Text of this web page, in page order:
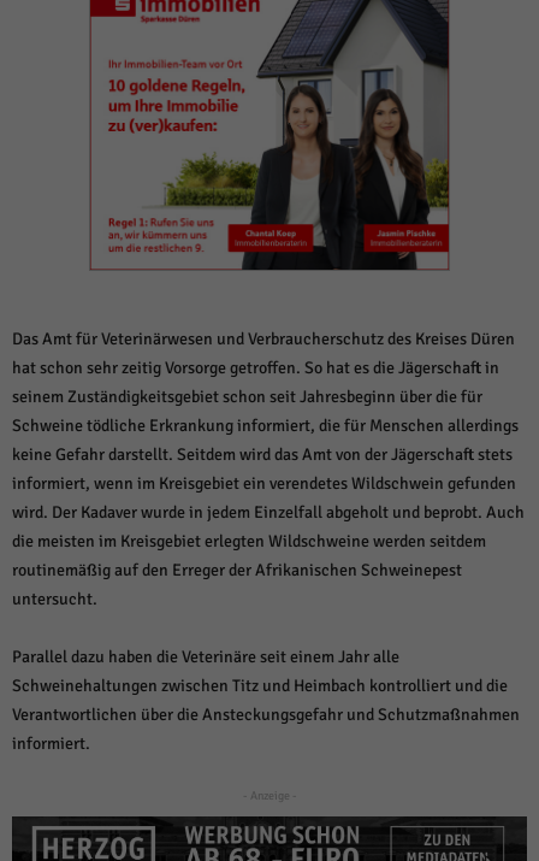
Das Amt für Veterinärwesen und Verbraucherschutz des Kreises Düren
hat schon sehr zeitig Vorsorge getroffen. So hat es die Jägerschaft in
seinem Zuständigkeitsgebiet schon seit Jahresbeginn über die für
Schweine tödliche Erkrankung informiert, die für Menschen allerdings
keine Gefahr darstellt. Seitdem wird das Amt von der Jägerschaft stets
informiert, wenn im Kreisgebiet ein verendetes Wildschwein gefunden
wird. Der Kadaver wurde in jedem Einzelfall abgeholt und beprobt. Auch
die meisten im Kreisgebiet erlegten Wildschweine werden seitdem
routinemäßig auf den Erreger der Afrikanischen Schweinepest
untersucht.
Parallel dazu haben die Veterinäre seit einem Jahr alle
Schweinehaltungen zwischen Titz und Heimbach kontrolliert und die
Verantwortlichen über die Ansteckungsgefahr und Schutzmaßnahmen
informiert.
- Anzeige -
Alle akzeptieren Speichern und weiter
Zurück
Datenschutzeinstellungen
Essenzielle Cookies ermöglichen grundlegende Funktionen und sind für die
einwandfreie Funktion der Website erforderlich.
Cookie-Informationen anzeigen
uns zu verstehen, wie unsere Besucher unsere Website nutzen.
Cookie-Informationen anzeigen
Marketing (1)
um personalisierte Werbung anzuzeigen. Sie tun dies, indem sie Besucher
über Websites hinweg verfolgen.
Cookie-Informationen anzeigen
Inhalte von Videoplattformen und Social-Media-Plattformen werden
standardmäßig blockiert. Wenn Cookies von externen Medien akzeptiert
werden, bedarf der Zugriff auf diese Inhalte keiner manuellen Einwilligung